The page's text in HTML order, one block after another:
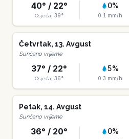
40° / 22°
Osjećaj 39°
0%
0.1 mm/h
Četvrtak, 13. Avgust
Sunčano vrijeme
37° / 22°
Osjećaj 36°
5%
0.3 mm/h
Petak, 14. Avgust
Sunčano vrijeme
36° / 20° 0%